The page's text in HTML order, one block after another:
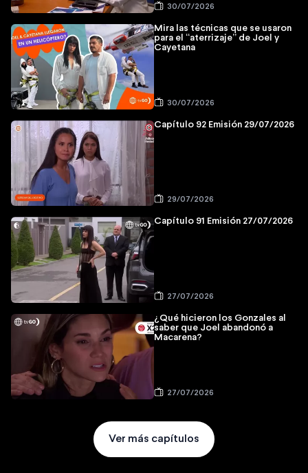
30/07/2026
Mira las técnicas que se usaron
para el “aterrizaje” de Joel y
Cayetana
30/07/2026
Capítulo 92 Emisión 29/07/2026
29/07/2026
Capítulo 91 Emisión 27/07/2026
27/07/2026
¿Qué hicieron los Gonzales al
saber que Joel abandonó a
Macarena?
27/07/2026
Ver más capítulos